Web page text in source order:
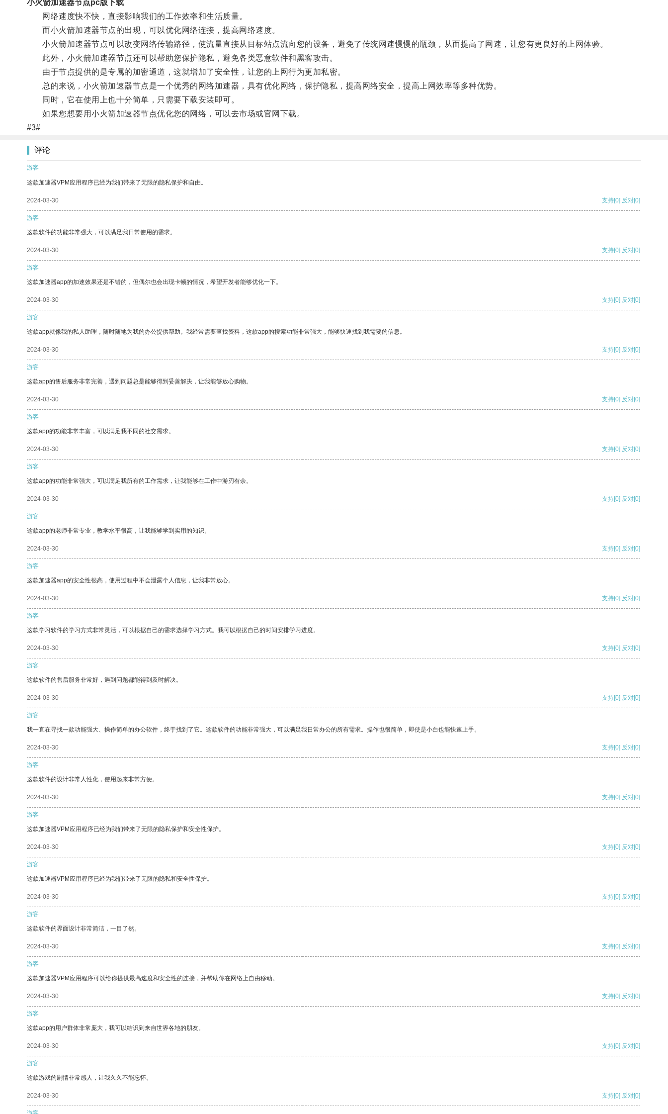
小火箭加速器节点pc版下载
网络速度快不快，直接影响我们的工作效率和生活质量。
而小火箭加速器节点的出现，可以优化网络连接，提高网络速度。
小火箭加速器节点可以改变网络传输路径，使流量直接从目标站点流向您的设备，避免了传统网速慢慢的瓶颈，从而提高了网速，让您有更良好的上网体验。
此外，小火箭加速器节点还可以帮助您保护隐私，避免各类恶意软件和黑客攻击。
由于节点提供的是专属的加密通道，这就增加了安全性，让您的上网行为更加私密。
总的来说，小火箭加速器节点是一个优秀的网络加速器，具有优化网络，保护隐私，提高网络安全，提高上网效率等多种优势。
同时，它在使用上也十分简单，只需要下载安装即可。
如果您想要用小火箭加速器节点优化您的网络，可以去市场或官网下载。
#3#
评论
游客
这款加速器VPM应用程序已经为我们带来了无限的隐私保护和自由。
2024-03-30 支持[0] 反对[0]
游客
这款软件的功能非常强大，可以满足我日常使用的需求。
2024-03-30 支持[0] 反对[0]
游客
这款加速器app的加速效果还是不错的，但偶尔也会出现卡顿的情况，希望开发者能够优化一下。
2024-03-30 支持[0] 反对[0]
游客
这款app就像我的私人助理，随时随地为我的办公提供帮助。我经常需要查找资料，这款app的搜索功能非常强大，能够快速找到我需要的信息。
2024-03-30 支持[0] 反对[0]
游客
这款app的售后服务非常完善，遇到问题总是能够得到妥善解决，让我能够放心购物。
2024-03-30 支持[0] 反对[0]
游客
这款app的功能非常丰富，可以满足我不同的社交需求。
2024-03-30 支持[0] 反对[0]
游客
这款app的功能非常强大，可以满足我所有的工作需求，让我能够在工作中游刃有余。
2024-03-30 支持[0] 反对[0]
游客
这款app的老师非常专业，教学水平很高，让我能够学到实用的知识。
2024-03-30 支持[0] 反对[0]
游客
这款加速器app的安全性很高，使用过程中不会泄露个人信息，让我非常放心。
2024-03-30 支持[0] 反对[0]
游客
这款学习软件的学习方式非常灵活，可以根据自己的需求选择学习方式。我可以根据自己的时间安排学习进度。
2024-03-30 支持[0] 反对[0]
游客
这款软件的售后服务非常好，遇到问题都能得到及时解决。
2024-03-30 支持[0] 反对[0]
游客
我一直在寻找一款功能强大、操作简单的办公软件，终于找到了它。这款软件的功能非常强大，可以满足我日常办公的所有需求。操作也很简单，即使是小白也能快速上手。
2024-03-30 支持[0] 反对[0]
游客
这款软件的设计非常人性化，使用起来非常方便。
2024-03-30 支持[0] 反对[0]
游客
这款加速器VPM应用程序已经为我们带来了无限的隐私保护和安全性保护。
2024-03-30 支持[0] 反对[0]
游客
这款加速器VPM应用程序已经为我们带来了无限的隐私和安全性保护。
2024-03-30 支持[0] 反对[0]
游客
这款软件的界面设计非常简洁，一目了然。
2024-03-30 支持[0] 反对[0]
游客
这款加速器VPM应用程序可以给你提供最高速度和安全性的连接，并帮助你在网络上自由移动。
2024-03-30 支持[0] 反对[0]
游客
这款app的用户群体非常庞大，我可以结识到来自世界各地的朋友。
2024-03-30 支持[0] 反对[0]
游客
这款游戏的剧情非常感人，让我久久不能忘怀。
2024-03-30 支持[0] 反对[0]